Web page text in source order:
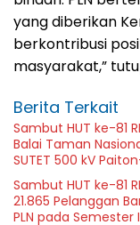
yang diberikan
berkontribusi
masyarakat,”
Berita Terkait
Sambut HUT ke-81
Balai Taman
SUTET 500 kV
Sambut HUT ke-81
21.865 Pelanggan
PLN pada Semester